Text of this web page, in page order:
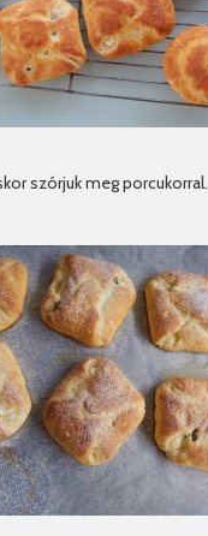
szórjuk meg porcukorral.